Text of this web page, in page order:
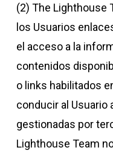
(2) The Lighthouse
los Usuarios
el acceso a la
contenidos
o links habilitados
conducir al Usuario
gestionadas por
Lighthouse Team